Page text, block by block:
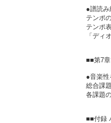
●譜読
テンポ
テンポ
「ディ
■■第7
●音楽
総合課
各課題
■■付録